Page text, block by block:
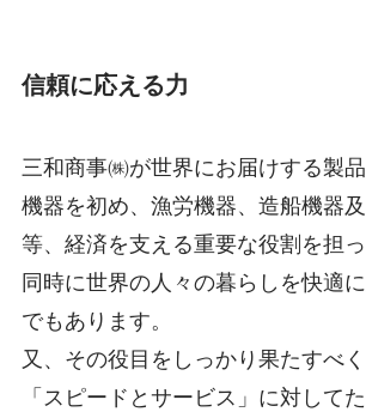
信頼に応える力
三和商事㈱が世界にお届けする製
機器を初め、漁労機器、造船機器
等、経済を支える重要な役割を担
同時に世界の人々の暮らしを快適
でもあります。
又、その役目をしっかり果たすべ
「スピードとサービス」に対して